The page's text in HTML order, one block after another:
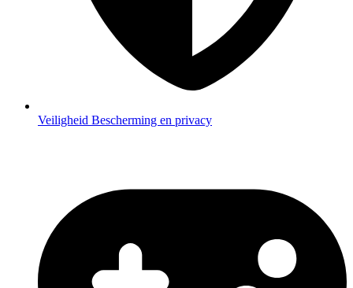
Veiligheid Bescherming en privacy